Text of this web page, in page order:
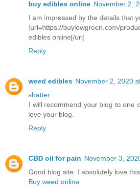
buy edibles online November 2,
I am impressed by the details that
[url=https://buylowgreen.com/
edibles online[/url]
Reply
weed edibles November 2, 2020
shatter
I will recommend your blog to one
love your blog.
Reply
CBD oil for pain November 3,
Good blog site. I absolutely love
Buy weed online